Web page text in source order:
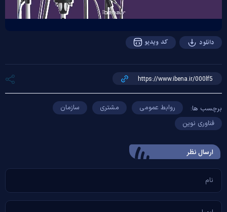
دانلود کد ویدیو
برچسب ها: روابط عمومی مشتری
سازمان
فناوری نوین
ارسال‌ نظر